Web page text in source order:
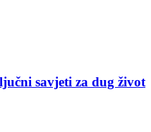
savjeti za dug život